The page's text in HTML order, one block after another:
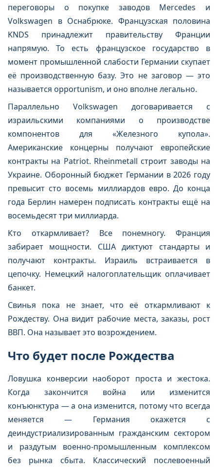
переговоры о покупке заводов Mercedes и
Volkswagen в Оснабрюке. Французская половина
KNDS принадлежит правительству Франции
напрямую. То есть французское государство в
момент промышленной слабости Германии скупает
её производственную базу. Это не заговор — это
называется opportunism, и оно вполне легально.
Параллельно Volkswagen договаривается с
израильскими компаниями о производстве
компонентов для «Железного купола».
Американские концерны получают европейские
контракты на Patriot. Rheinmetall строит заводы на
Украине. Оборонный бюджет Германии в 2026 году
превысит сто восемь миллиардов евро. До конца
года Берлин намерен подписать контракты ещё на
восемьдесят три миллиарда.
Кто откармливает? Все понемногу. Франция
забирает мощности. США диктуют стандарты и
получают контракты. Израиль встраивается в
цепочку. Немецкий налогоплательщик оплачивает
банкет.
Свинья пока не знает, что её откармливают к
Рождеству. Она видит рабочие места, заказы, рост
ВВП. Она называет это возрождением.
Что будет после Рождества
Ловушка конверсии наоборот проста и жестока.
Когда закончится война или изменится
конъюнктура — а она изменится, потому что всегда
меняется — Германия окажется с
деиндустриализированным гражданским сектором
и раздутым военно-промышленным комплексом
без рынка сбыта. Классический послевоенный